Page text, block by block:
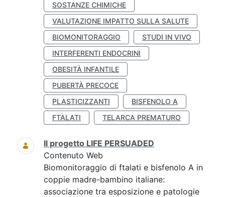
SOSTANZE CHIMICHE
VALUTAZIONE IMPATTO SULLA SALUTE
BIOMONITORAGGIO
STUDI IN VIVO
INTERFERENTI ENDOCRINI
OBESITÀ INFANTILE
PUBERTÀ PRECOCE
PLASTICIZZANTI
BISFENOLO A
FTALATI
TELARCA PREMATURO
Il progetto LIFE PERSUADED
Contenuto Web
Biomonitoraggio di ftalati e bisfenolo A in
coppie madre-bambino italiane:
associazione tra esposizione e patologie